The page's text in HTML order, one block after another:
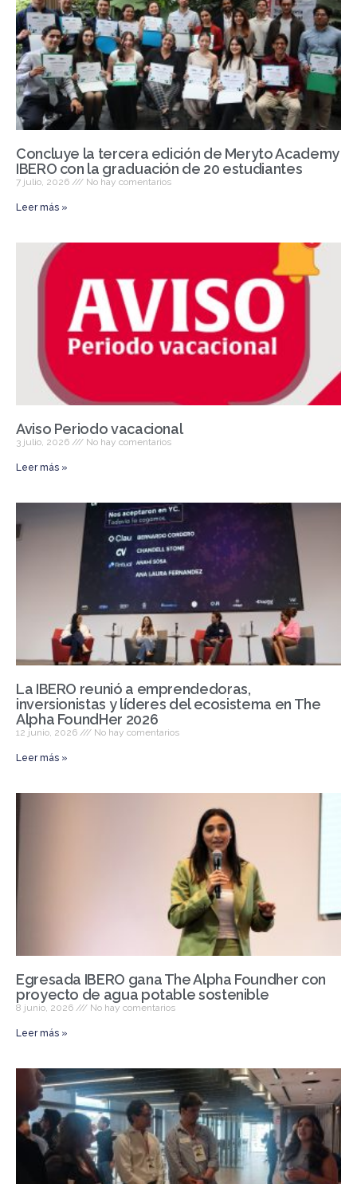
o
k
Concluye la tercera edición de Meryto Academy
IBERO con la graduación de 20 estudiantes
7 julio, 2026 No hay comentarios
Leer más »
Aviso Periodo vacacional
3 julio, 2026 No hay comentarios
Leer más »
La IBERO reunió a emprendedoras,
inversionistas y líderes del ecosistema en The
Alpha FoundHer 2026
12 junio, 2026 No hay comentarios
Leer más »
Egresada IBERO gana The Alpha Foundher con
proyecto de agua potable sostenible
8 junio, 2026 No hay comentarios
Leer más »